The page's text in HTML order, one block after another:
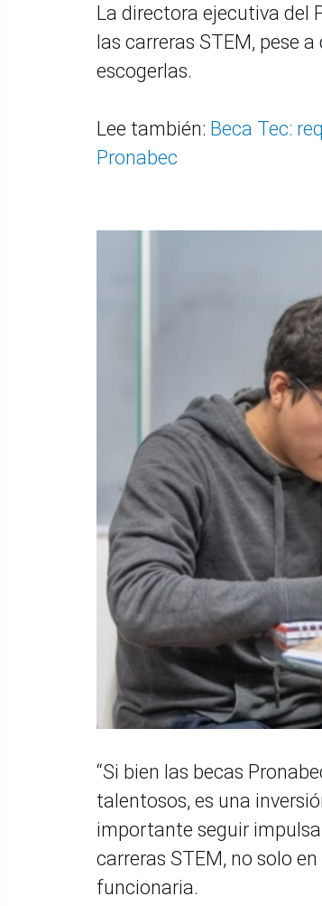
La directora ejecutiva del
las carreras STEM, pese
escogerlas.
Lee también: Beca Tec:
Pronabec
“Si bien las becas
talentosos, es una
importante seguir
carreras STEM, no solo
funcionaria.